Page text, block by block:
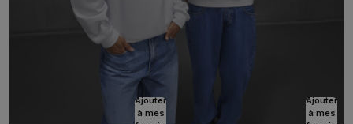
Ajouter
à mes
Ajouter
à mes